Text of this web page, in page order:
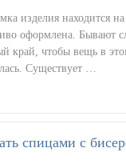
изделия находится
оформлена. Бывают
край, чтобы вещь в
Существует …
спицами с